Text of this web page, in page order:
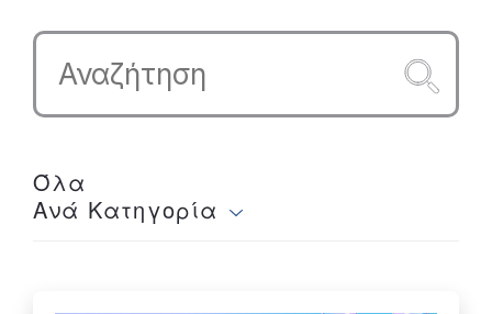
Όλα
Ανά Κατηγορία